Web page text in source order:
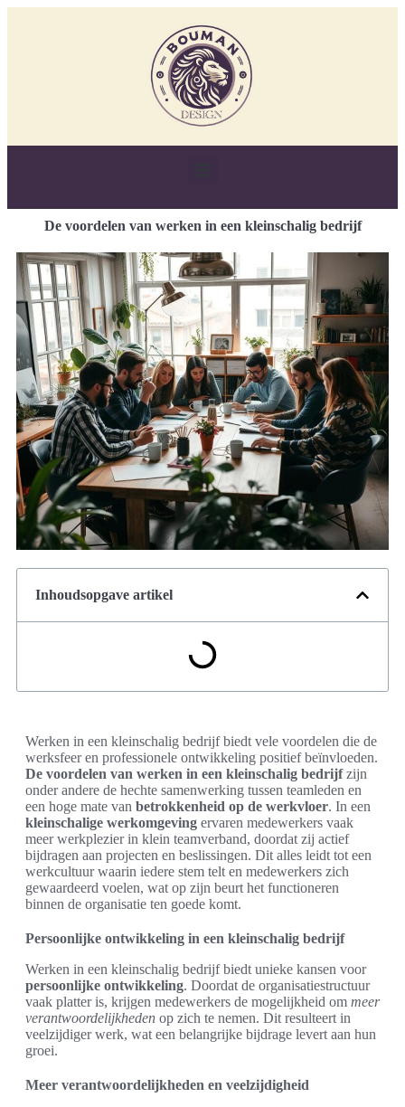
De voordelen van werken in een kleinschalig bedrijf
Inhoudsopgave artikel
Werken in een kleinschalig bedrijf biedt vele voordelen die de
werksfeer en professionele ontwikkeling positief beïnvloeden.
De voordelen van werken in een kleinschalig bedrijfzijn
onder andere de hechte samenwerking tussen teamleden en
een hoge mate van betrokkenheid op de werkvloer. In een
kleinschalige werkomgeving ervaren medewerkers vaak
meer werkplezier in klein teamverband, doordat zij actief
bijdragen aan projecten en beslissingen. Dit alles leidt tot een
werkcultuur waarin iedere stem telt en medewerkers zich
gewaardeerd voelen, wat op zijn beurt het functioneren
binnen de organisatie ten goede komt.
Persoonlijke ontwikkeling in een kleinschalig bedrijf
Werken in een kleinschalig bedrijf biedt unieke kansen voor
persoonlijke ontwikkeling. Doordat de organisatiestructuur
vaak platter is, krijgen medewerkers de mogelijkheid om meer
verantwoordelijkheden op zich te nemen. Dit resulteert in
veelzijdiger werk, wat een belangrijke bijdrage levert aan hun
groei.
Meer verantwoordelijkheden en veelzijdigheid